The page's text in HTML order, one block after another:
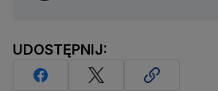
UDOSTĘPNIJ: